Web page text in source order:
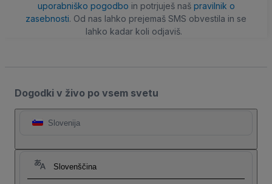
uporabniško pogodbo in potrjuješ naš pravilnik o
zasebnosti. Od nas lahko prejemaš SMS obvestila in se
lahko kadar koli odjaviš.
Dogodki v živo po vsem svetu
Slovenija
Slovenščina